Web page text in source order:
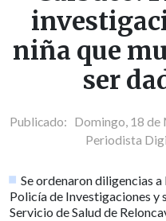
niña que
ser
Publicado: Domingo, 18 de
Periodista
Se ordenaron diligencias
Policía de Investigaciones y
Servicio de Salud de